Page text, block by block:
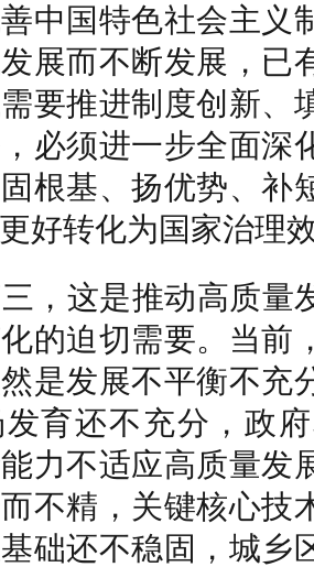
中国特色社会主义
展而不断发展，已
要推进制度创新、
必须进一步全面深
根基、扬优势、补
好转化为国家治理
这是推动高质量
的迫切需要。当前
是发展不平衡不充
育还不充分，政
力不适应高质量发
不精，关键核心技
础还不稳固，城乡